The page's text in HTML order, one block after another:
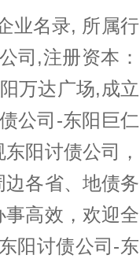
业名录, 所属行
司,注册资本：
万达广场,成立
公司-东阳巨仁
阳讨债公司，
各省、地债务
高效，欢迎全
阳讨债公司-东